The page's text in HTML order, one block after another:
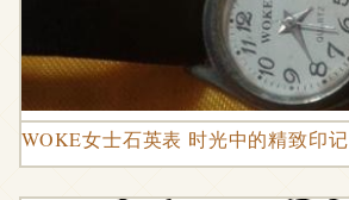
WOKE女士石英表 时光中的精致印记